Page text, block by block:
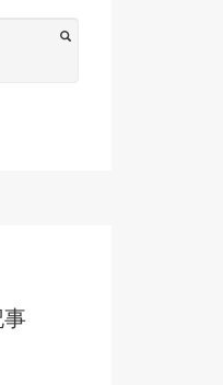
事